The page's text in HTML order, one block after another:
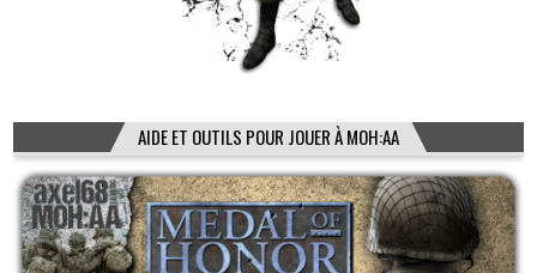
AIDE ET OUTILS POUR JOUER À MOH:AA